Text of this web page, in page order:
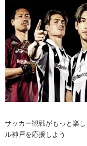
サッカー観戦がもっと楽
ル神戸を応援しよう